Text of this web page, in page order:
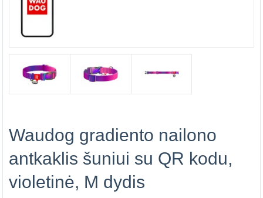
Waudog gradiento nailono
antkaklis šuniui su QR kodu,
violetinė, M dydis